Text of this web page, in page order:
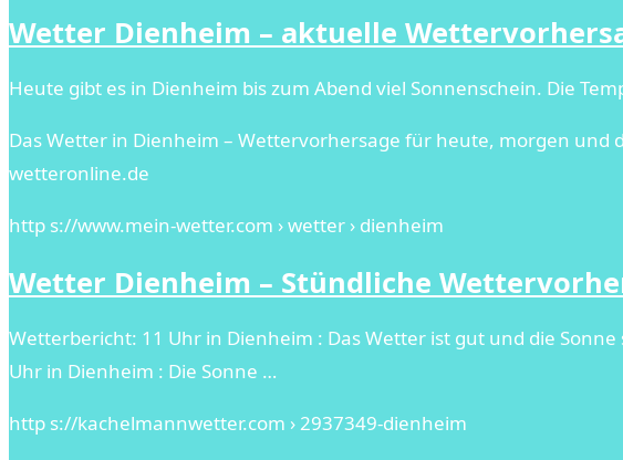
Wetter Dienheim – aktuelle
Heute gibt es in Dienheim bis zum Abend viel Sonnenschein. Die
Das Wetter in Dienheim – Wettervorhersage für heute, morgen
wetteronline.de
http s://www.mein-wetter.com › wetter › dienheim
Wetter Dienheim – Stündliche
Wetterbericht: 11 Uhr in Dienheim : Das Wetter ist gut und die
Uhr in Dienheim : Die Sonne …
http s://kachelmannwetter.com › 2937349-dienheim